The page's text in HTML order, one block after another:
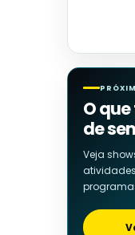
O
de
Veja